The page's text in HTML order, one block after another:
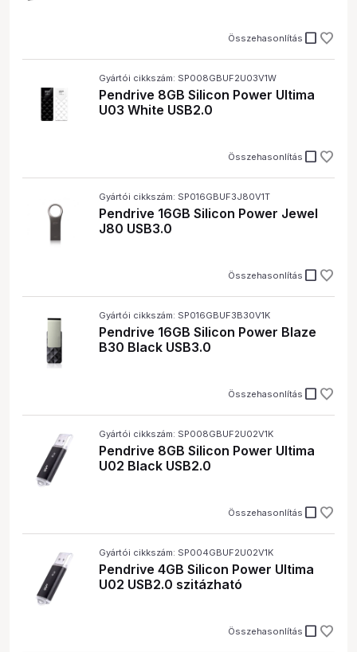
Összehasonlítás check_box_outline_blank
Gyártói cikkszám: SP008GBUF2U03V1W
Pendrive 8GB Silicon Power Ultima
U03 White USB2.0
Összehasonlítás check_box_outline_blank
Gyártói cikkszám: SP016GBUF3J80V1T
Pendrive 16GB Silicon Power Jewel
J80 USB3.0
Összehasonlítás check_box_outline_blank
Gyártói cikkszám: SP016GBUF3B30V1K
Pendrive 16GB Silicon Power Blaze
B30 Black USB3.0
Összehasonlítás check_box_outline_blank
Gyártói cikkszám: SP008GBUF2U02V1K
Pendrive 8GB Silicon Power Ultima
U02 Black USB2.0
Összehasonlítás check_box_outline_blank
Gyártói cikkszám: SP004GBUF2U02V1K
Pendrive 4GB Silicon Power Ultima
U02 USB2.0 szitázható
Összehasonlítás check_box_outline_blank